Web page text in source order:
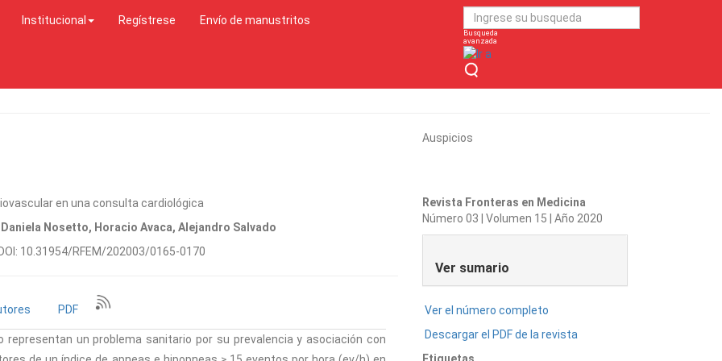
Institucional Regístrese Envío de manustritos
Busqueda
avanzada
en una consulta cardiológica
Nosetto, Horacio Avaca, Alejandro Salvado
10.31954/RFEM/202003/0165-0170
PDF
un problema sanitario por su prevalencia y asociación con
Auspicios
Revista Fronteras en Medicina
Número 03 | Volumen 15 | Año 2020
Ver sumario
Ver el número completo
Descargar el PDF de la revista